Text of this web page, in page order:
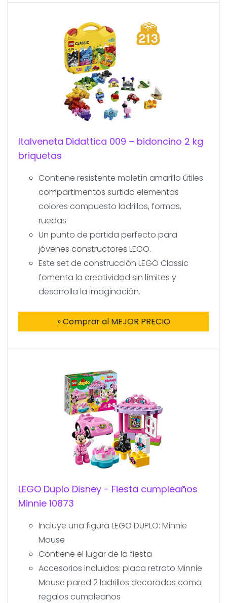
Italveneta Didattica 009 – bidoncino 2 kg
briquetas
Contiene resistente maletín amarillo útiles
compartimentos surtido elementos
colores compuesto ladrillos, formas,
ruedas
Un punto de partida perfecto para
jóvenes constructores LEGO.
Este set de construcción LEGO Classic
fomenta la creatividad sin límites y
desarrolla la imaginación.
» Comprar al MEJOR PRECIO
LEGO Duplo Disney - Fiesta cumpleaños
Minnie 10873
Incluye una figura LEGO DUPLO: Minnie
Mouse
Contiene el lugar de la fiesta
Accesorios incluidos: placa retrato Minnie
Mouse pared 2 ladrillos decorados como
regalos cumpleaños